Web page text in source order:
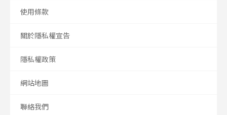
使用條款
關於隱私權宣告
隱私權政策
網站地圖
聯絡我們